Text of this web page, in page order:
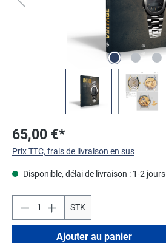
65,00 €*
Prix TTC, frais de livraison en sus
Disponible, délai de livraison : 1-2 jours
STK
Ajouter au panier